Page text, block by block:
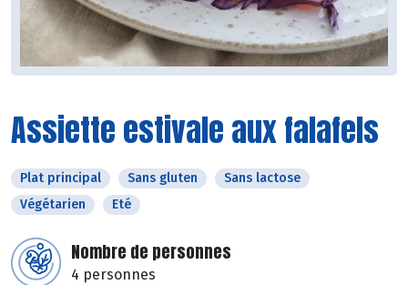
Assiette estivale aux falafels
Plat principal Sans gluten
Sans lactose
Végétarien
Eté
Nombre de personnes
4 personnes